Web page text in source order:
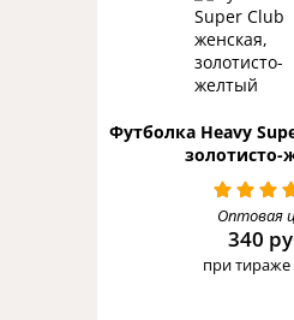
Футболка Heavy
золотисто-
Оптовая
340
при